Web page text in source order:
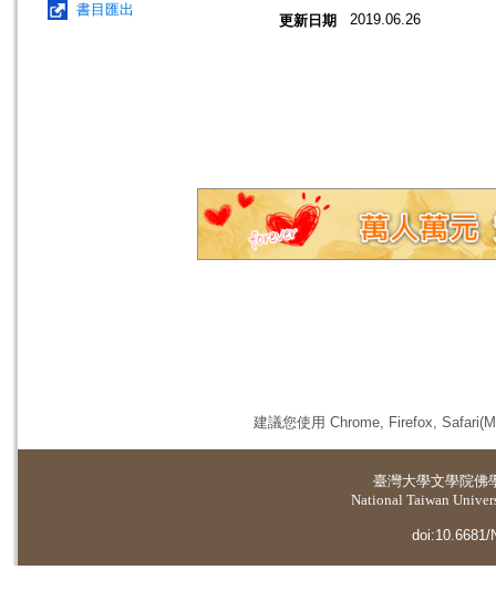
書目匯出
更新日期 2019.06.26
建議您使用 Chrome, Firefox,
臺灣大學文學院佛
National Taiwan
doi:10.6681/